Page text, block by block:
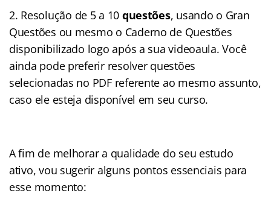
Resolução de 5 a 10 questões, usando o Gran
Questões ou mesmo o Caderno de Questões
disponibilizado logo após a sua videoaula. Você
ainda pode preferir resolver questões
selecionadas no PDF referente ao mesmo assunto,
caso ele esteja disponível em seu curso.
A fim de melhorar a qualidade do seu estudo
ativo, vou sugerir alguns pontos essenciais para
esse momento: